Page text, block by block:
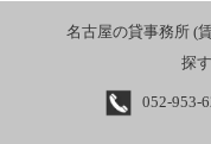
名古屋の貸事務所 (
探
052-953-